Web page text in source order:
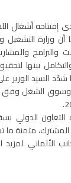
أشغال
أن وزارة
بينها
شدّد السيد
وسوق الشغل وفق
الدولي
مثمنة ما تم
الألماني لمزيد